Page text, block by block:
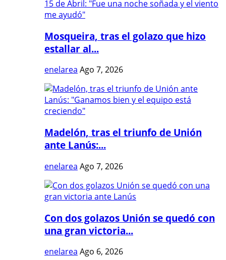
Mosqueira, tras el golazo que hizo
estallar al...
enelarea Ago 7, 2026
Madelón, tras el triunfo de Unión
ante Lanús:...
enelarea Ago 7, 2026
Con dos golazos Unión se quedó con
una gran victoria...
enelarea Ago 6, 2026